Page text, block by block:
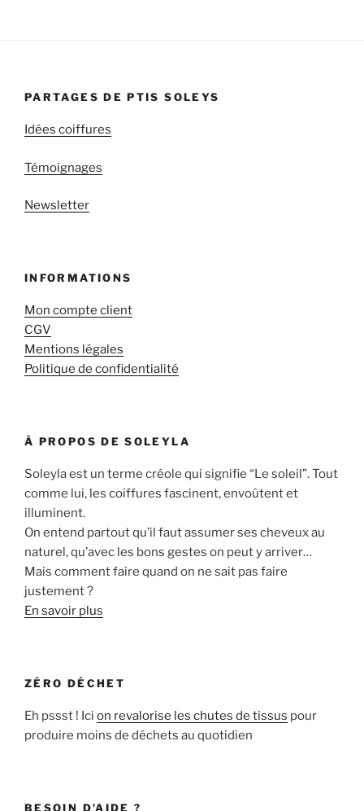
PARTAGES DE PTIS SOLEYS
Idées coiffures
Témoignages
Newsletter
INFORMATIONS
Mon compte client
CGV
Mentions légales
Politique de confidentialité
À PROPOS DE SOLEYLA
Soleyla est un terme créole qui signifie “Le soleil”. Tout
comme lui, les coiffures fascinent, envoûtent et
illuminent.
On entend partout qu’il faut assumer ses cheveux au
naturel, qu’avec les bons gestes on peut y arriver…
Mais comment faire quand on ne sait pas faire
justement ?
En savoir plus
ZÉRO DÉCHET
Eh pssst ! Ici on revalorise les chutes de tissus pour
produire moins de déchets au quotidien
BESOIN D’AIDE ?